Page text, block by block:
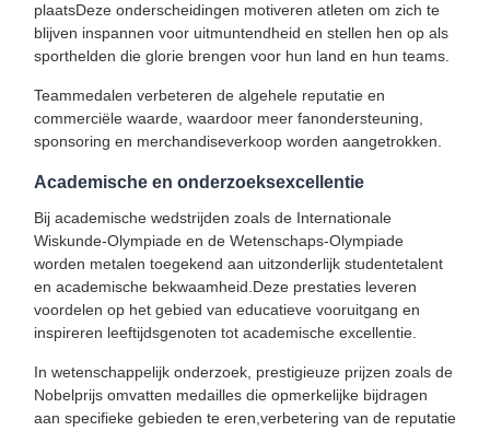
plaatsDeze onderscheidingen motiveren atleten om zich te
blijven inspannen voor uitmuntendheid en stellen hen op als
sporthelden die glorie brengen voor hun land en hun teams.
Teammedalen verbeteren de algehele reputatie en
commerciële waarde, waardoor meer fanondersteuning,
sponsoring en merchandiseverkoop worden aangetrokken.
Academische en onderzoeksexcellentie
Bij academische wedstrijden zoals de Internationale
Wiskunde-Olympiade en de Wetenschaps-Olympiade
worden metalen toegekend aan uitzonderlijk studentetalent
en academische bekwaamheid.Deze prestaties leveren
voordelen op het gebied van educatieve vooruitgang en
inspireren leeftijdsgenoten tot academische excellentie.
In wetenschappelijk onderzoek, prestigieuze prijzen zoals de
Nobelprijs omvatten medailles die opmerkelijke bijdragen
aan specifieke gebieden te eren,verbetering van de reputatie